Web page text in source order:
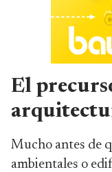
El
Mucho antes de
ambientales o